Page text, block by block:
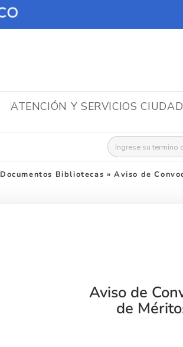
ATENCIÓN Y SERVICIOS
Buscar:
Documentos Bibliotecas » Aviso de
Aviso de
de